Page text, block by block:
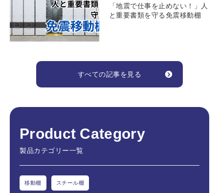
「地震で仕事を止めない！」人
と重要書類を守る免震移動棚
すべての記事を見る
Product Category
製品カテゴリー一覧
移動棚 スチール棚